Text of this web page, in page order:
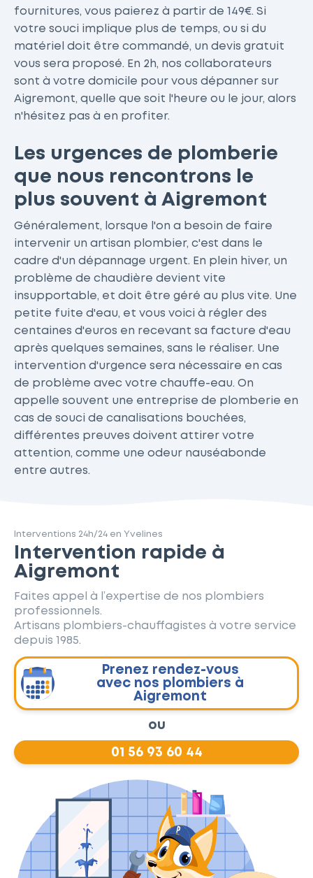
fournitures, vous paierez à partir de 149€. Si
votre souci implique plus de temps, ou si du
matériel doit être commandé, un devis gratuit
vous sera proposé. En 2h, nos collaborateurs
sont à votre domicile pour vous dépanner sur
Aigremont, quelle que soit l'heure ou le jour, alors
n'hésitez pas à en profiter.
Les urgences de plomberie
que nous rencontrons le
plus souvent à Aigremont
Généralement, lorsque l'on a besoin de faire
intervenir un artisan plombier, c'est dans le
cadre d'un dépannage urgent. En plein hiver, un
problème de chaudière devient vite
insupportable, et doit être géré au plus vite. Une
petite fuite d'eau, et vous voici à régler des
centaines d'euros en recevant sa facture d'eau
après quelques semaines, sans le réaliser. Une
intervention d'urgence sera nécessaire en cas
de problème avec votre chauffe-eau. On
appelle souvent une entreprise de plomberie en
cas de souci de canalisations bouchées,
différentes preuves doivent attirer votre
attention, comme une odeur nauséabonde
entre autres.
Interventions 24h/24 en Yvelines
Intervention rapide à
Aigremont
Faites appel à l’expertise de nos plombiers
professionnels.
Artisans plombiers-chauffagistes à votre service
depuis 1985.
Prenez rendez-vous
avec nos plombiers à
Aigremont
ou
01 56 93 60 44